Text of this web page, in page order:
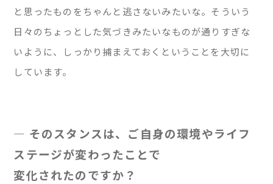
と思ったものをちゃんと逃さないみたいな。そういう
日々のちょっとした気づきみたいなものが通りすぎな
いように、しっかり捕まえておくということを大切に
しています。
— そのスタンスは、ご自身の環境やライフ
ステージが変わったことで
変化されたのですか？